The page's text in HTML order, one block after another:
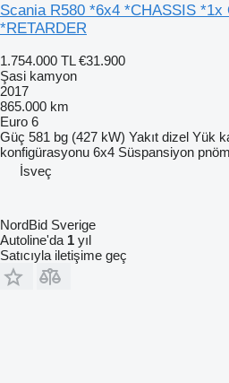
Scania R580 *6x4 *CHASSIS *1x
*RETARDER
1.754.000 TL €31.900
Şasi kamyon
2017
865.000 km
Euro 6
Güç 581 bg (427 kW) Yakıt dizel Yük
konfigürasyonu 6x4 Süspansiyon
İsveç
NordBid Sverige
Autoline'da 1 yıl
Satıcıyla iletişime geç